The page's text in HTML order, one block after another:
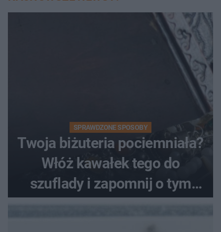
SPRAWDZONE SPOSOBY
Twoja biżuteria pociemniała?
Włóż kawałek tego do
szuflady i zapomnij o tym